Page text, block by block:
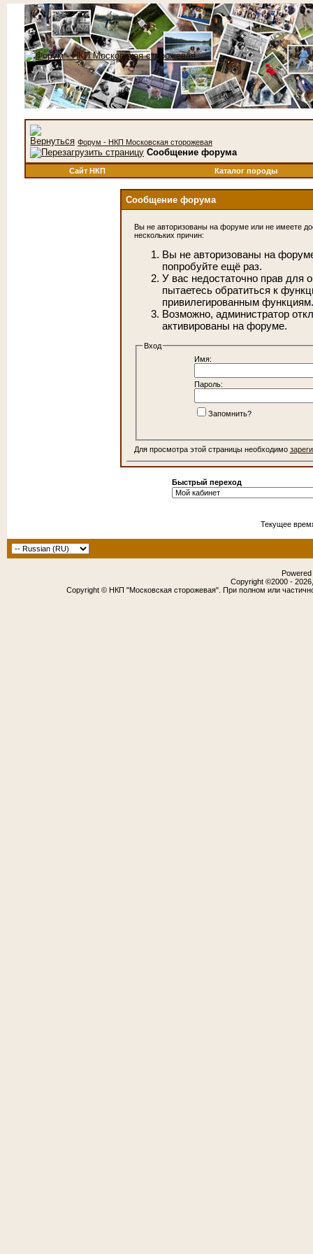
Форум - НКП Московская сторожевая
Сообщение форума
Сайт НКП Каталог породы
Сообщение форума
Вы не авторизованы на форуме или не имеете
нескольких причин:
Вы не авторизованы на
попробуйте ещё раз.
У вас недостаточно прав для
пытаетесь обратиться к
привилегированным функциям.
Возможно, администратор
активированы на форуме.
Вход
Имя:
Пароль:
Запомнить?
Для просмотра этой страницы необходимо
Быстрый переход
Текущее
Copyright ©2000 -
Copyright © НКП "Московская сторожевая". При полном или